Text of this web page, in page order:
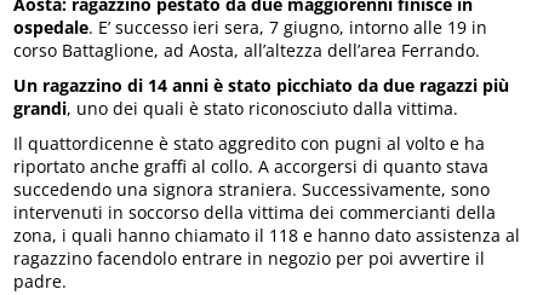
ospedale. E’ successo ieri sera, 7 giugno, intorno alle 19 in
corso Battaglione, ad Aosta, all’altezza dell’area Ferrando.
Un ragazzino di 14 anni è stato picchiato da due ragazzi più
grandi, uno dei quali è stato riconosciuto dalla vittima.
Il quattordicenne è stato aggredito con pugni al volto e ha
riportato anche graffi al collo. A accorgersi di quanto stava
succedendo una signora straniera. Successivamente, sono
intervenuti in soccorso della vittima dei commercianti della
zona, i quali hanno chiamato il 118 e hanno dato assistenza al
ragazzino facendolo entrare in negozio per poi avvertire il
padre.